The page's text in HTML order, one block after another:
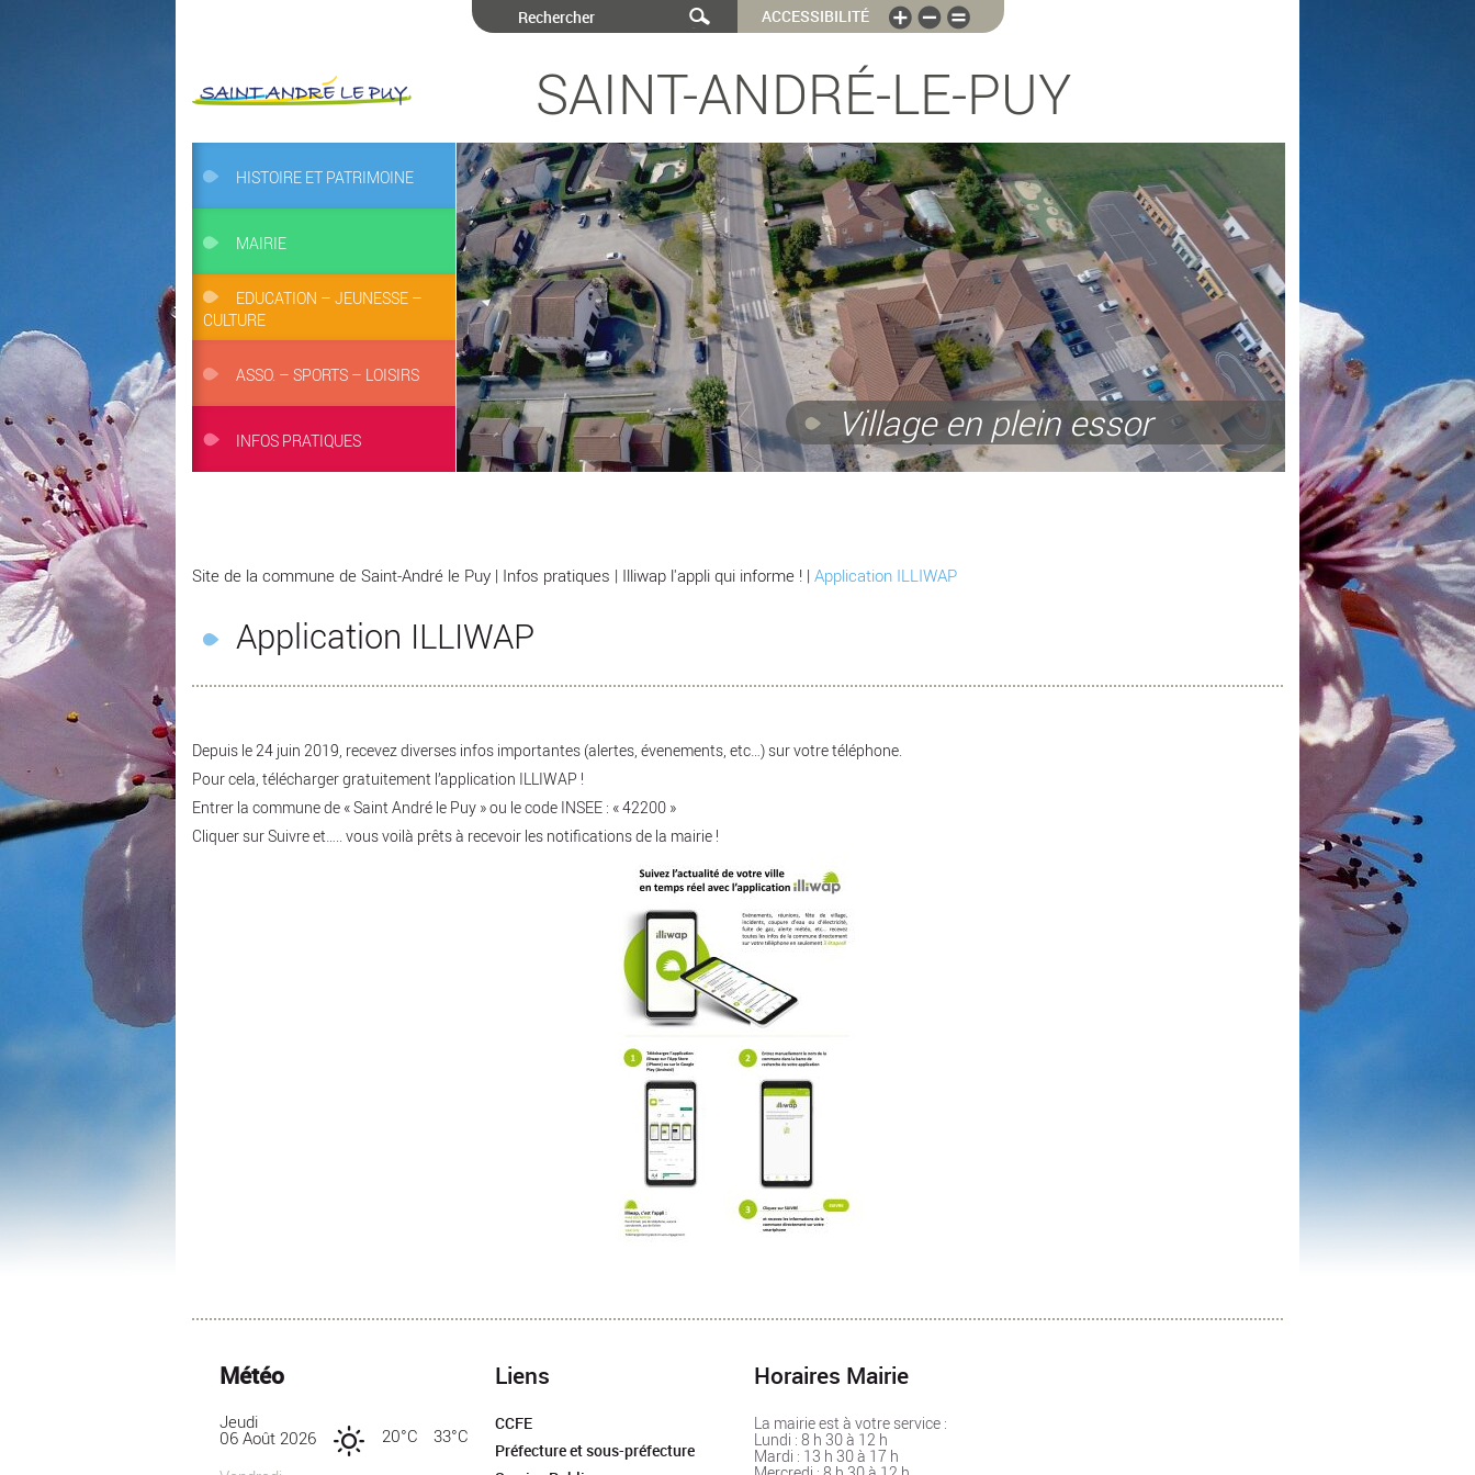
ACCESSIBILITÉ
SAINT-ANDRÉ-LE-PUY
HISTOIRE ET PATRIMOINE
MAIRIE
EDUCATION – JEUNESSE –
CULTURE
ASSO. – SPORTS – LOISIRS
INFOS PRATIQUES Village en plein essor
Site de la commune de Saint-André le Puy | Infos pratiques | Illiwap l'appli qui informe ! | Application ILLIWAP
Application ILLIWAP
Depuis le 24 juin 2019, recevez diverses infos importantes (alertes, évenements, etc…) sur votre téléphone.
Pour cela, télécharger gratuitement l’application ILLIWAP !
Entrer la commune de « Saint André le Puy » ou le code INSEE : « 42200 »
Cliquer sur Suivre et….. vous voilà prêts à recevoir les notifications de la mairie !
Météo
Jeudi
06 Août 2026 20°C
33°C
Liens
CCFE
Préfecture et sous-préfecture
Horaires Mairie
La mairie est à votre service :
Lundi : 8 h 30 à 12 h
Mardi : 13 h 30 à 17 h